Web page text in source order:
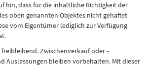
hin, dass für die inhaltliche Richtigkeit der
oben genannten Objektes nicht gehaftet
vom Eigentümer lediglich zur Verfügung
Zwischenverkauf oder -
Auslassungen bleiben vorbehalten. Mit dieser